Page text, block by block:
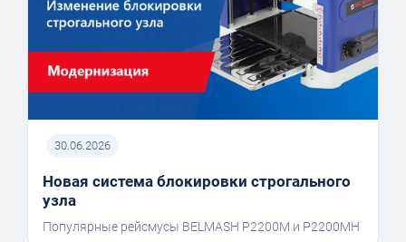
30.06.2026
Новая система блокировки строгального
узла
Популярные рейсмусы BELMASH P2200M и P2200MH